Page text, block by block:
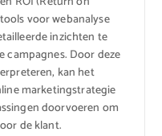
voor webanalyse
inzichten te
campagnes. Door deze
kan het
marketingstrategie
doorvoeren om
de klant.